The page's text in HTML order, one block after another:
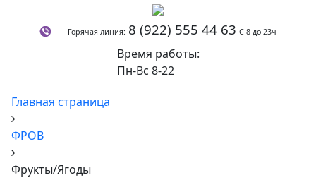
Горячая линия: 8 (922) 555 44 63 С 8 до 23ч
Время работы:
Пн-Вс 8-22
Главная страница
ФРОВ
Фрукты/Ягоды